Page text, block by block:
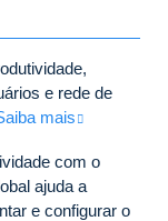
e rede de
mais
com o
ajuda a
e configurar o